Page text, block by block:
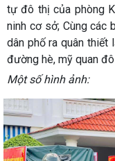
tự đô thị của phòng
ninh cơ sở; Cùng các
dân phố ra quân
đường hè, mỹ quan
Một số hình ảnh: